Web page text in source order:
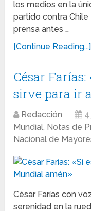
los medios en la
partido contra
prensa antes …
[Continue Reading...]
César
sirve para ir
Redacción 4
Mundial, Notas de
Nacional de
César Farías con
serenidad en la